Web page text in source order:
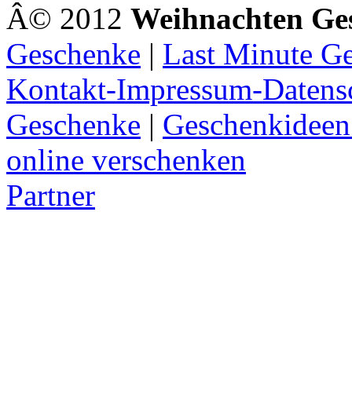
Â© 2012 Weihnachten
Geschenke | Last Minute
Kontakt-Impressum-
Geschenke |
online verschenken
Partner